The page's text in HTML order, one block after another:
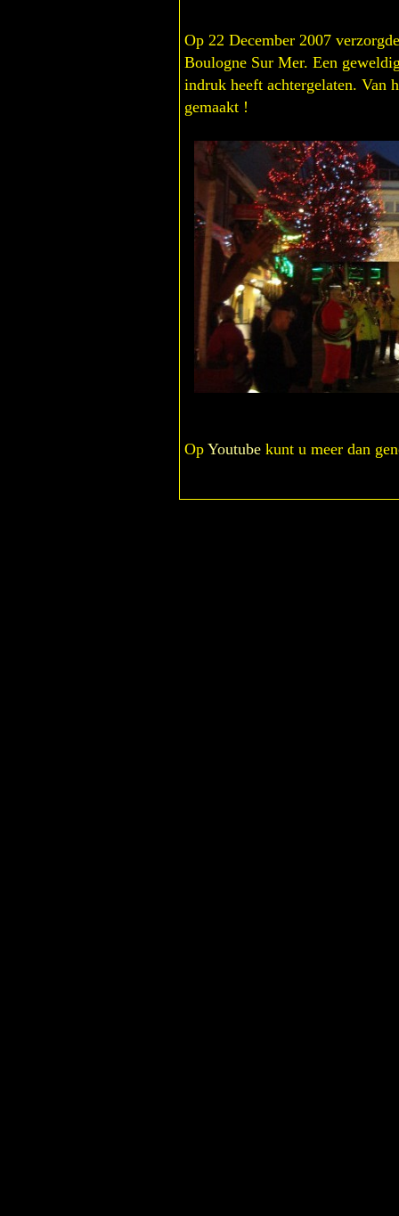
Op 22 December 2007
Boulogne Sur Mer. Een
indruk heeft achtergelaten. Van
gemaakt !
Op Youtube kunt u meer dan